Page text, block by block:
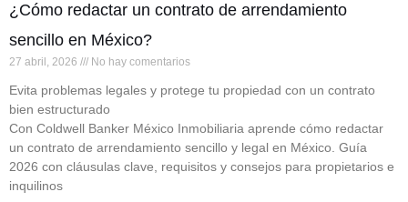
¿Cómo redactar un contrato de arrendamiento
sencillo en México?
27 abril, 2026 No hay comentarios
Evita problemas legales y protege tu propiedad con un contrato
bien estructurado
Con Coldwell Banker México Inmobiliaria aprende cómo redactar
un contrato de arrendamiento sencillo y legal en México. Guía
2026 con cláusulas clave, requisitos y consejos para propietarios e
inquilinos